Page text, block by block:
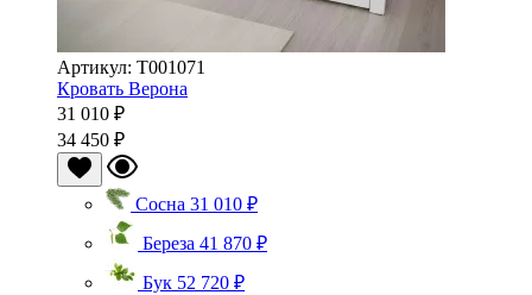
Артикул: Т001071
Кровать Верона
31 010 ₽
34 450 ₽
Сосна 31 010 ₽
Береза 41 870 ₽
Бук 52 720 ₽